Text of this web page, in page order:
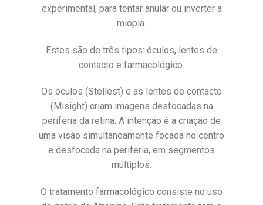
experimental, para tentar anular ou inverter a
miopia.
Estes são de três tipos: óculos, lentes de
contacto e farmacológico.
Os óculos (Stellest) e as lentes de contacto
(Misight) criam imagens desfocadas na
periferia da retina. A intenção é a criação de
uma visão simultaneamente focada no centro
e desfocada na periferia, em segmentos
múltiplos.
O tratamento farmacológico consiste no uso